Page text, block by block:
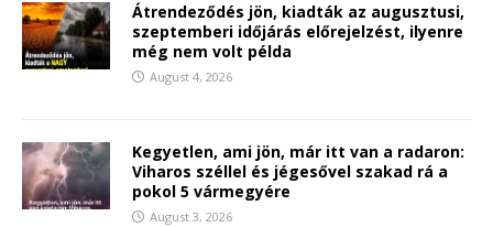
Átrendeződés jön, kiadták az augusztusi,
szeptemberi időjárás előrejelzést, ilyenre
még nem volt példa
August 4, 2026
Kegyetlen, ami jön, már itt van a radaron:
Viharos széllel és jégesővel szakad rá a
pokol 5 vármegyére
August 3, 2026